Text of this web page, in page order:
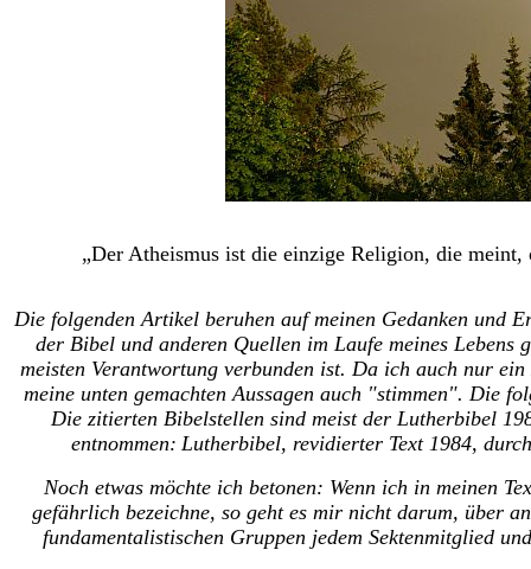
„Der Atheismus ist die einzige Religion, die meint,
Die folgenden Artikel beruhen auf meinen Gedanken und
der Bibel und anderen Quellen im Laufe meines
meisten Verantwortung verbunden ist. Da ich auch nur
meine unten gemachten Aussagen auch "stimmen". Die
Die zitierten Bibelstellen sind meist der Lutherbibel
entnommen: Lutherbibel, revidierter Text 1984,
Noch etwas möchte ich betonen: Wenn ich in meinen
gefährlich bezeichne, so geht es mir nicht darum, über
fundamentalistischen Gruppen jedem Sektenmitglied